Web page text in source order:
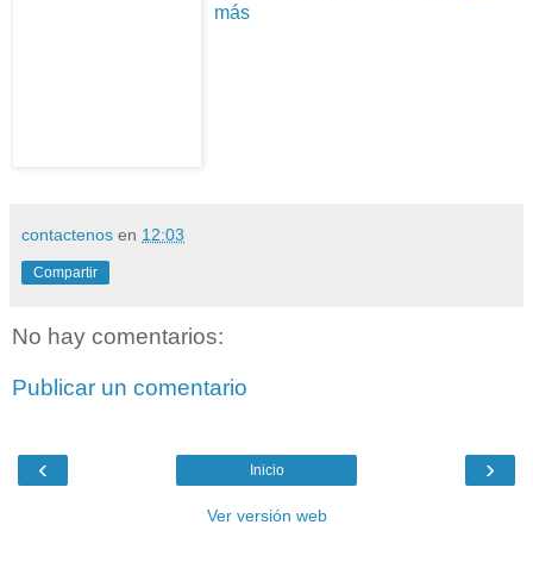
más
contactenos en 12:03
Compartir
No hay comentarios:
Publicar un comentario
‹ ›
Inicio
Ver versión web